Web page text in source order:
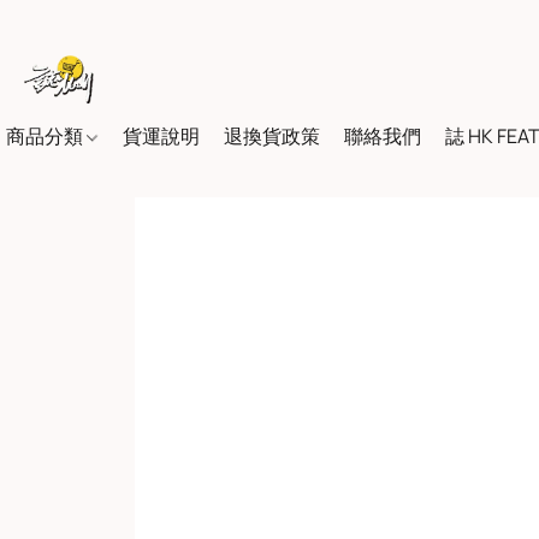
商品分類 貨運說明 退換貨政策 聯絡我們 誌 HK